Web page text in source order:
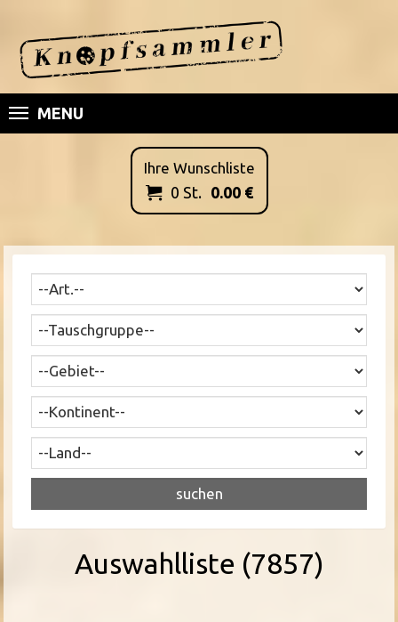
MENU
Ihre Wunschliste
 0 St. 0.00€
Auswahlliste (7857)